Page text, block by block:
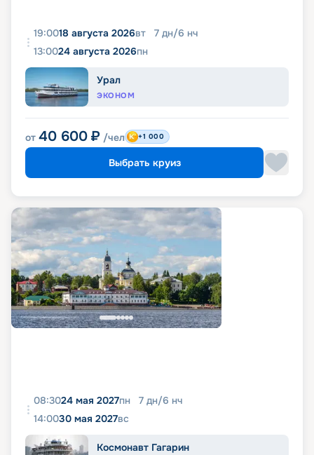
19:0018 августа 2026вт 7 дн/6 нч
13:0024 августа 2026пн
Урал
ЭКОНОМ
от 40 600 ₽ /чел +1 000
Выбрать круиз
08:3024 мая 2027пн 7 дн/6 нч
14:0030 мая 2027вс
Космонавт Гагарин